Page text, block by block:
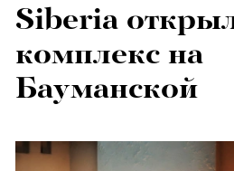
Siberia
комплекс на
Бауманской